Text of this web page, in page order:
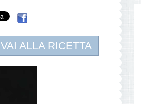
VAI ALLA RICETTA